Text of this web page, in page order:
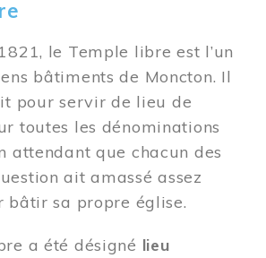
le Temple libre est l’un
bâtiments de Moncton. Il
pour servir de lieu de
toutes les dénominations
attendant que chacun des
ait amassé assez
bâtir sa propre église.
a été désigné lieu